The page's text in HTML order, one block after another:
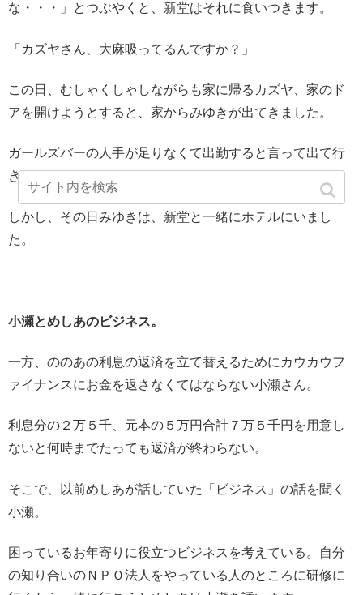
な・・・」とつぶやくと、新堂はそれに食いつきます。
「カズヤさん、大麻吸ってるんですか？」
この日、むしゃくしゃしながらも家に帰るカズヤ、家のド
アを開けようとすると、家からみゆきが出てきました。
ガールズバーの人手が足りなくて出勤すると言って出て行
きました、
しかし、その日みゆきは、新堂と一緒にホテルにいまし
た。
小瀬とめしあのビジネス。
一方、ののあの利息の返済を立て替えるためにカウカウフ
ァイナンスにお金を返さなくてはならない小瀬さん。
利息分の２万５千、元本の５万円合計７万５千円を用意し
ないと何時までたっても返済が終わらない。
そこで、以前めしあが話していた「ビジネス」の話を聞く
小瀬。
困っているお年寄りに役立つビジネスを考えている。自分
の知り合いのＮＰＯ法人をやっている人のところに研修に